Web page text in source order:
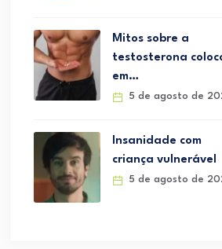
Mitos sobre a
testosterona
em…
5 de agosto de
Insanidade com
criança vulnerável
5 de agosto de